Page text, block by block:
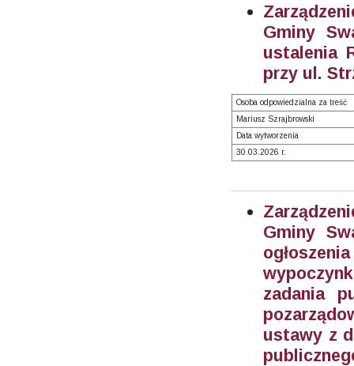
Gminy
ustalenia
przy ul.
Osoba odpowiedzialna za treść
Mariusz Szrajbrowski
Data wytworzenia
30.03.2026 r.
Gminy
zadania
ustawy z